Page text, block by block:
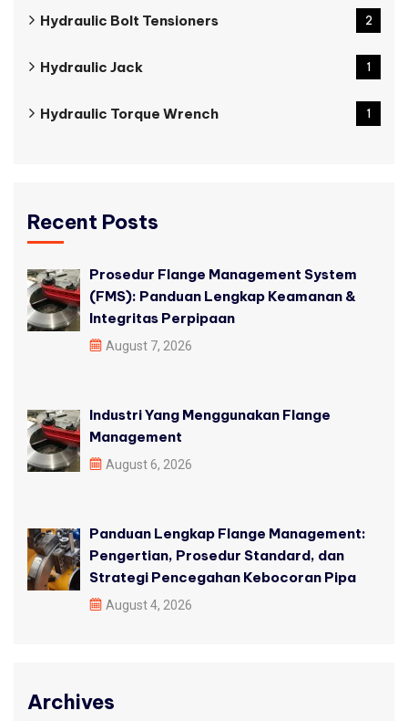
Hydraulic Bolt Tensioners 2
Hydraulic Jack 1
Hydraulic Torque Wrench 1
Recent Posts
Prosedur Flange Management System
(FMS): Panduan Lengkap Keamanan &
Integritas Perpipaan
August 7, 2026
Industri Yang Menggunakan Flange
Management
August 6, 2026
Panduan Lengkap Flange Management:
Pengertian, Prosedur Standard, dan
Strategi Pencegahan Kebocoran Pipa
August 4, 2026
Archives